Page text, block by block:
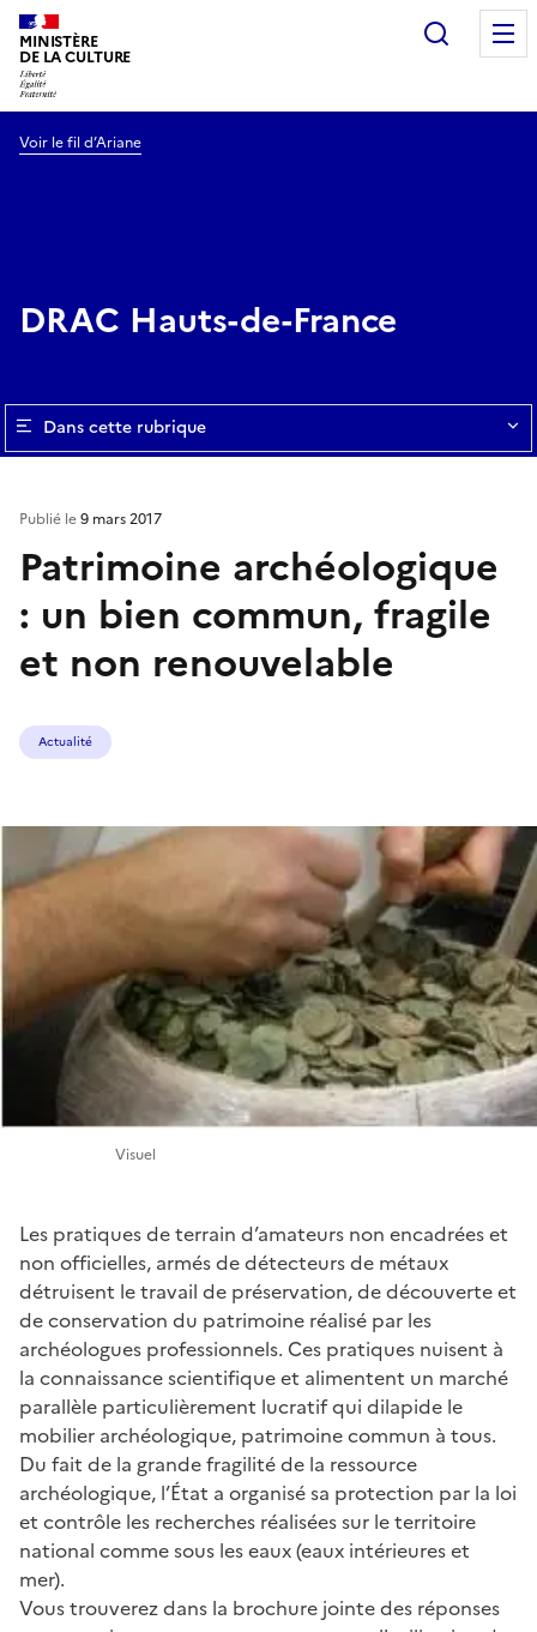
MINISTÈRE
DE LA CULTURE
Voir le fil d’Ariane
DRAC Hauts-de-France
Dans cette rubrique
Patrimoine archéologique
: un bien commun, fragile
et non renouvelable
Publié le9 mars 2017
Actualité
Visuel
Les pratiques de terrain d’amateurs non encadrées et
non officielles, armés de détecteurs de métaux
détruisent le travail de préservation, de découverte et
de conservation du patrimoine réalisé par les
archéologues professionnels. Ces pratiques nuisent à
la connaissance scientifique et alimentent un marché
parallèle particulièrement lucratif qui dilapide le
mobilier archéologique, patrimoine commun à tous.
Du fait de la grande fragilité de la ressource
archéologique, l’État a organisé sa protection par la loi
et contrôle les recherches réalisées sur le territoire
national comme sous les eaux (eaux intérieures et
mer).
Vous trouverez dans la brochure jointe des réponses